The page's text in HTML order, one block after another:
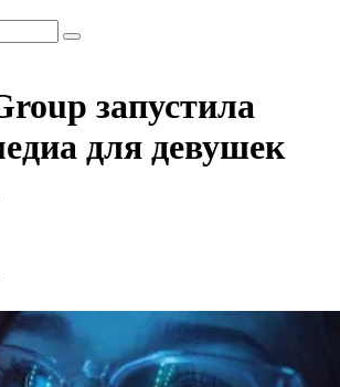
запустила
для девушек